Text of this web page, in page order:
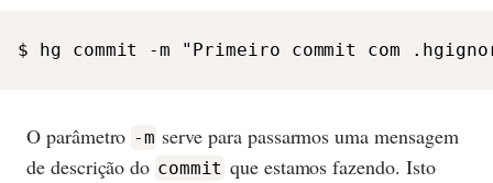
$ hg commit -m "Primeiro commit com
O parâmetro -m serve para passarmos uma mensagem
de descrição do commit que estamos fazendo. Isto